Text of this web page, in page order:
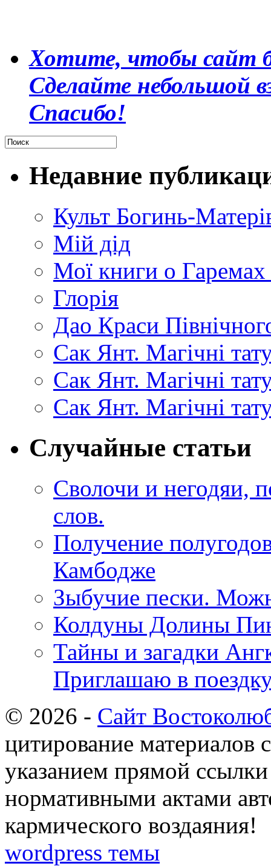
Хотите, чтобы сайт
Сделайте небольшой
Спасибо!
Недавние
Культ Богинь-
Мій дід
Мої книги о
Глорія
Дао Краси
Сак Янт. Магічні
Сак Янт. Магічні
Сак Янт. Магічні
Случайные статьи
Сволочи и негодяи,
слов.
Получение
Камбодже
Зыбучие пески.
Колдуны Долины
Тайны и загадки
Приглашаю в
© 2026 - Сайт
цитирование материалов
указанием прямой
нормативными актами
кармического воздаяния!
wordpress темы